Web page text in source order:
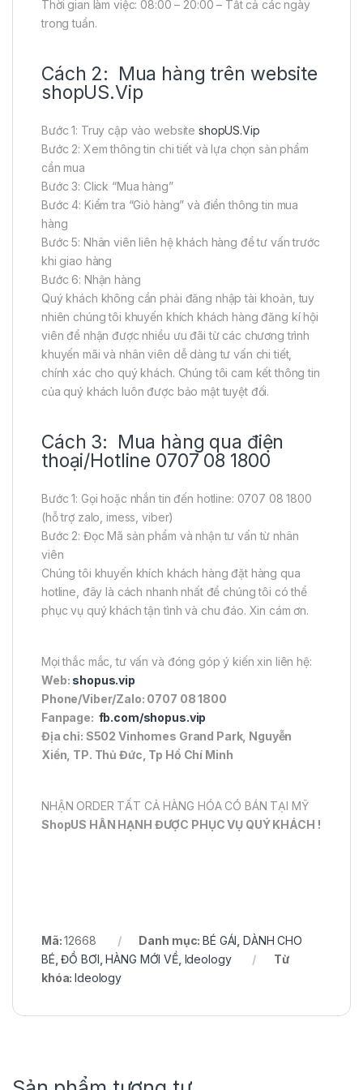
Thời gian làm việc: 08:00 – 20:00 – Tất cả các ngày
trong tuần.
Cách 2: Mua hàng trên website
shopUS.Vip
Bước 1: Truy cập vào website shopUS.Vip
Bước 2: Xem thông tin chi tiết và lựa chọn sản phẩm
cần mua
Bước 3: Click “Mua hàng”
Bước 4: Kiểm tra “Giỏ hàng” và điền thông tin mua
hàng
Bước 5: Nhân viên liên hệ khách hàng để tư vấn trước
khi giao hàng
Bước 6: Nhận hàng
Quý khách không cần phải đăng nhập tài khoản, tuy
nhiên chúng tôi khuyến khích khách hàng đăng kí hội
viên để nhận được nhiều ưu đãi từ các chương trình
khuyến mãi và nhân viên dễ dàng tư vấn chi tiết,
chính xác cho quý khách. Chúng tôi cam kết thông tin
của quý khách luôn được bảo mật tuyệt đối.
Cách 3: Mua hàng qua điện
thoại/Hotline 0707 08 1800
Bước 1: Gọi hoặc nhắn tin đến hotline: 0707 08 1800
(hỗ trợ zalo, imess, viber)
Bước 2: Đọc Mã sản phẩm và nhận tư vấn từ nhân
viên
Chúng tôi khuyến khích khách hàng đặt hàng qua
hotline, đây là cách nhanh nhất để chúng tôi có thể
phục vụ quý khách tận tình và chu đáo. Xin cám ơn.
Mọi thắc mắc, tư vấn và đóng góp ý kiến xin liên hệ:
Web: shopus.vip
Phone/Viber/Zalo: 0707 08 1800
Fanpage: fb.com/shopus.vip
Địa chỉ: S502 Vinhomes Grand Park, Nguyễn
Xiển, TP. Thủ Đức, Tp Hồ Chí Minh
NHẬN ORDER TẤT CẢ HÀNG HÓA CÓ BÁN TẠI MỸ
ShopUS HÂN HẠNH ĐƯỢC PHỤC VỤ QUÝ KHÁCH !
Mã:12668 Danh mục:BÉ GÁI DÀNH CHO
BÉ ,ĐỒ BƠI ,HÀNG MỚI VỀ, Ideology
Từ
khóa:Ideology